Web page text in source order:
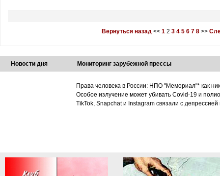
Вернуться назад << 1 2 3 4 5 6 7 8 >>
Новости дня Мониторинг зарубежной прессы
Права человека в России: НПО "Мемориал"* как
Особое излучение может убивать Covid-19 и
TikTok, Snapchat и Instagram связали с